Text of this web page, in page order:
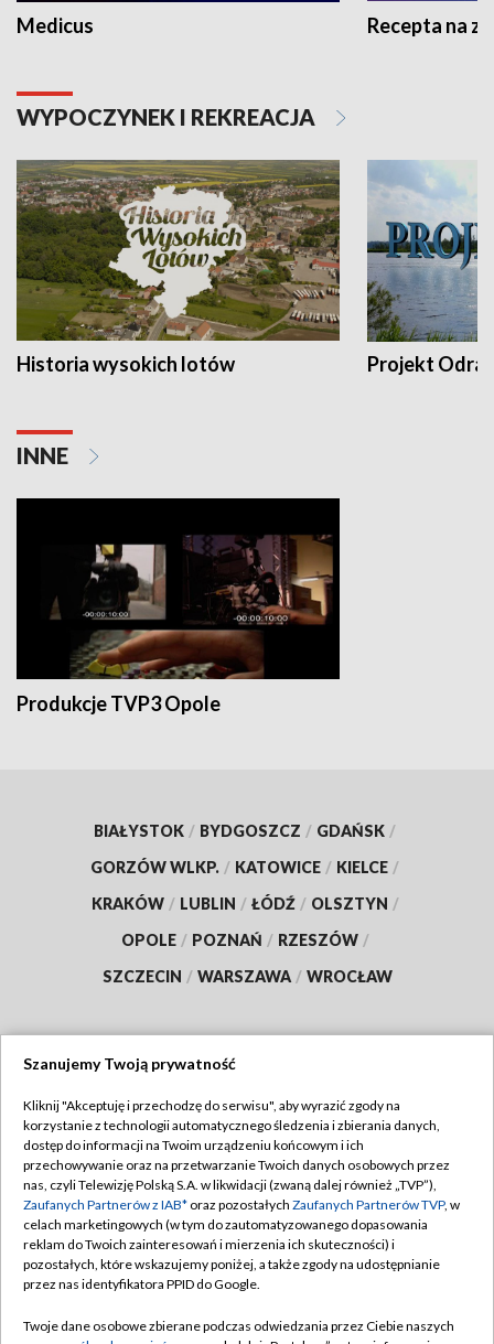
Medicus Recepta na
WYPOCZYNEK I REKREACJA
Historia wysokich lotów Projekt Odra
INNE
Produkcje TVP3 Opole
BIAŁYSTOK / BYDGOSZCZ / GDAŃSK /
GORZÓW WLKP. / KATOWICE / KIELCE /
KRAKÓW / LUBLIN / ŁÓDŹ / OLSZTYN /
OPOLE / POZNAŃ / RZESZÓW /
SZCZECIN / WARSZAWA / WROCŁAW
TVP
Abonament TVP
Emisja w TVP
Centrum informacji TVP
Naziemna Telewizja Cyfrowa
Regulamin TVP
Polityka prywatności
Moje zgody
Pomoc
Szanujemy Twoją prywatność
Kliknij "Akceptuję i przechodzę do serwisu", aby wyrazić zgody na
korzystanie z technologii automatycznego śledzenia i zbierania danych,
dostęp do informacji na Twoim urządzeniu końcowym i ich
przechowywanie oraz na przetwarzanie Twoich danych osobowych przez
nas, czyli Telewizję Polską S.A. w likwidacji (zwaną dalej również „TVP”),
Zaufanych Partnerów z IAB* oraz pozostałych Zaufanych Partnerów TVP, w
celach marketingowych (w tym do zautomatyzowanego dopasowania
reklam do Twoich zainteresowań i mierzenia ich skuteczności) i
pozostałych, które wskazujemy poniżej, a także zgody na udostępnianie
przez nas identyfikatora PPID do Google.
Twoje dane osobowe zbierane podczas odwiedzania przez Ciebie naszych